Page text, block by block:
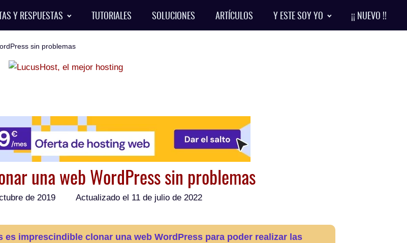
Y RESPUESTAS TUTORIALES SOLUCIONES ARTÍCULOS Y ESTE SOY YO ¡¡ NUEVO !!
sin problemas
una web WordPress sin problemas
de 2019 Actualizado el 11 de julio de 2022
imprescindible clonar una web WordPress para poder realizar las